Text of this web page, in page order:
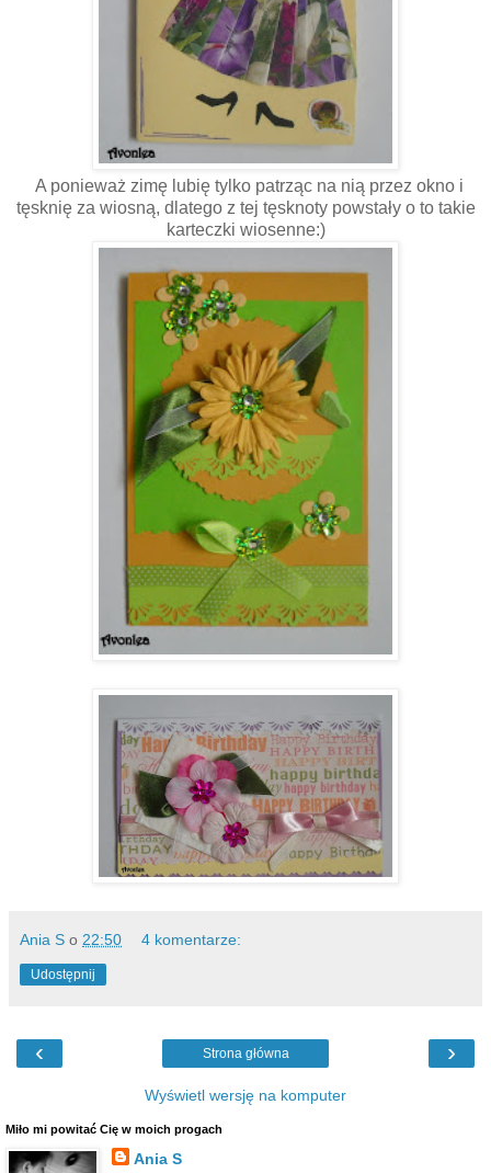
A ponieważ zimę lubię tylko patrząc na nią przez okno i
tęsknię za wiosną, dlatego z tej tęsknoty powstały o to takie
karteczki wiosenne:)
Ania S o 22:50 4 komentarze:
Udostępnij
‹ ›
Strona główna
Wyświetl wersję na komputer
Miło mi powitać Cię w moich progach
Ania S